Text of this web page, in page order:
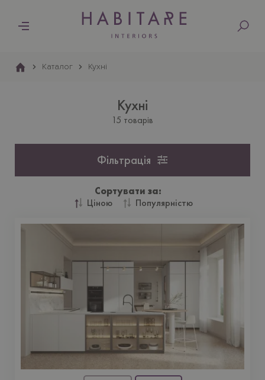
Основна
Каталог Кухнi
Кухнi
15 товарів
Фільтрація
Сортувати за:
Ціною
Популярністю